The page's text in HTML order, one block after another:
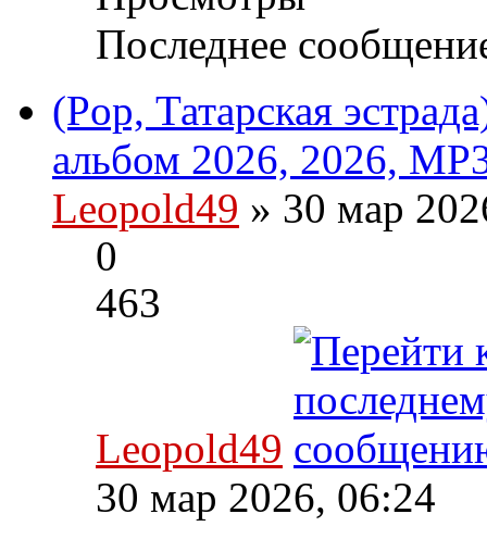
Последнее
(Pop, Татарская
альбом 2026, 2026,
Leopold49 » 30 мар
0
463
Leopold49
30 мар 2026, 06:24